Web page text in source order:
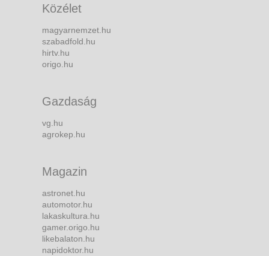
Közélet
magyarnemzet.hu
szabadfold.hu
hirtv.hu
origo.hu
Gazdaság
vg.hu
agrokep.hu
Magazin
astronet.hu
automotor.hu
lakaskultura.hu
gamer.origo.hu
likebalaton.hu
napidoktor.hu